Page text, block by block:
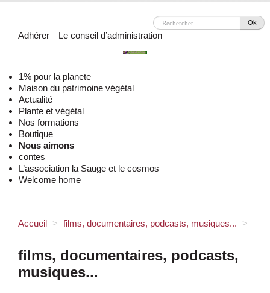
Ok
Adhérer Le conseil d’administration
1% pour la planete
Maison du patrimoine végétal
Actualité
Plante et végétal
Nos formations
Boutique
Nous aimons
contes
L’association la Sauge et le cosmos
Welcome home
Accueil > films, documentaires, podcasts, musiques... >
films, documentaires, podcasts,
musiques...